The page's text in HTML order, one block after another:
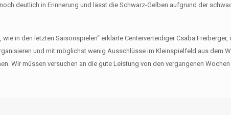
deutlich in Erinnerung und lässt die Schwarz-Gelben aufgrund der
in den letzten Saisonspielen“ erklärte Centerverteidiger Csaba Freiberger,
und mit möglichst wenig Ausschlüsse im Kleinspielfeld aus dem
Wir müssen versuchen an die gute Leistung von den vergangenen Wochen